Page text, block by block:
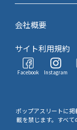
会社概要
サイト利用規約
Facebook Instagram
ポップアスリートに
載を禁じます。すべ